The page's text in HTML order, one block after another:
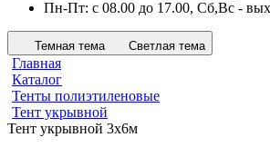
Пн-Пт: c 08.00 до 17.00, Cб,Вс -
Темная тема Светлая тема
Главная
Каталог
Тенты полиэтиленовые
Тент укрывной
Тент укрывной 3х6м